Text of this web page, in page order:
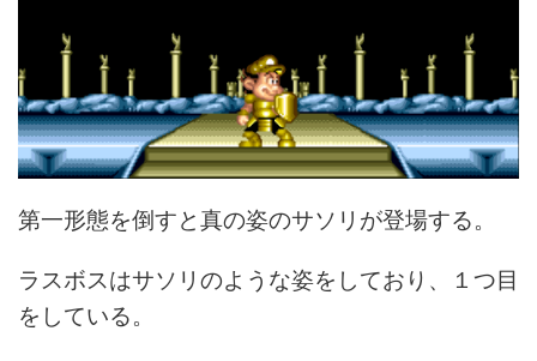
第一形態を倒すと真の姿のサソリが登場する。
ラスボスはサソリのような姿をしており、１つ目
をしている。